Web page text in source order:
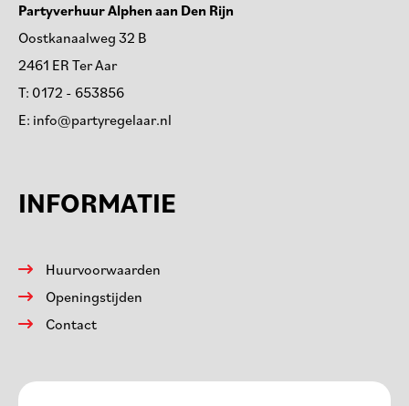
Partyverhuur Alphen aan Den Rijn
Oostkanaalweg 32 B
2461 ER Ter Aar
T: 0172 - 653856
E: info@partyregelaar.nl
INFORMATIE
Huurvoorwaarden
Openingstijden
Contact